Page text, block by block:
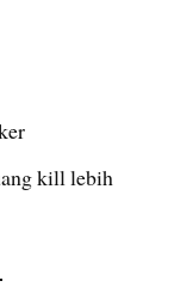
kill lebih